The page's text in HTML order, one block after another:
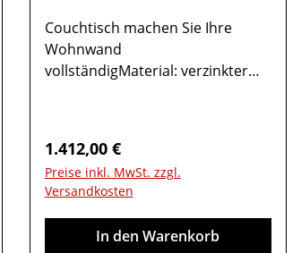
Couchtisch machen Sie Ihre
Wohnwand
vollständigMaterial: verzinkter
/ T 701x Hängeelement 9500in
Keramik AbdeckungMetall
KufenMöbel ist vormontiert
(Restmontage kann erforderlich
sein).Farben können auf
Regulärer Preis:
1.412,00 €
Preise inkl. MwSt. zzgl.
Versandkosten
In den Warenkorb